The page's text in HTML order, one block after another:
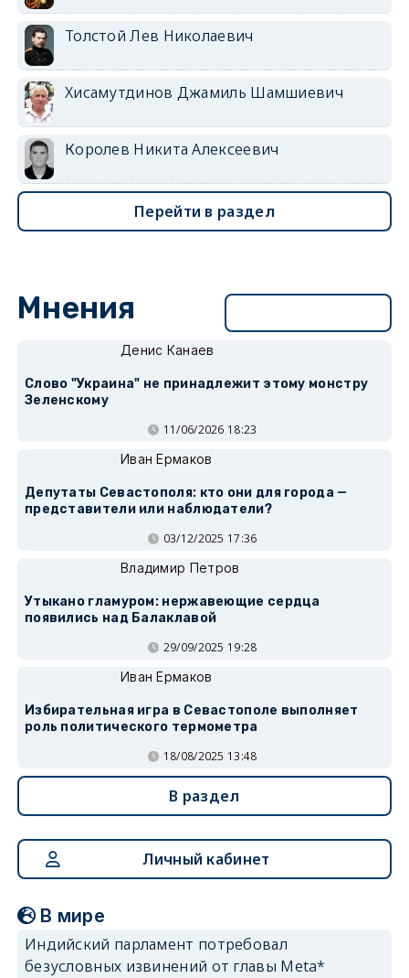
Толстой Лев Николаевич
Хисамутдинов Джамиль Шамшиевич
Королев Никита Алексеевич
Перейти в раздел
Мнения
Денис Канаев
Слово "Украина" не принадлежит этому монстру
Зеленскому
11/06/2026 18:23
Иван Ермаков
Депутаты Севастополя: кто они для города —
представители или наблюдатели?
03/12/2025 17:36
Владимир Петров
Утыкано гламуром: нержавеющие сердца
появились над Балаклавой
29/09/2025 19:28
Иван Ермаков
Избирательная игра в Севастополе выполняет
роль политического термометра
18/08/2025 13:48
В раздел
Личный кабинет
В мире
Индийский парламент потребовал
безусловных извинений от главы Meta*